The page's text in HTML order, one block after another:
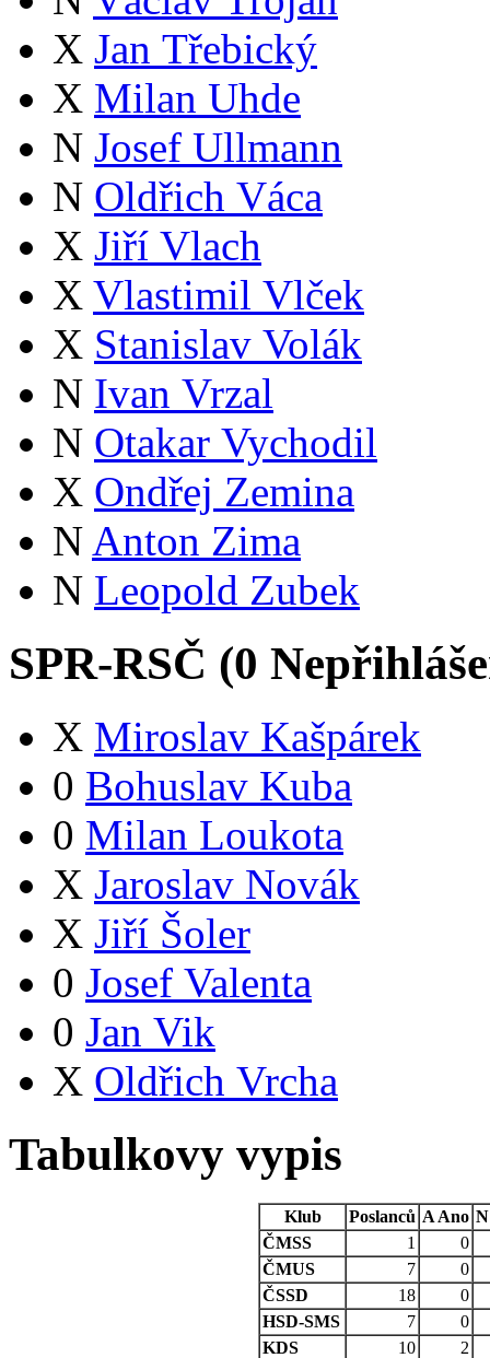
X Jan Třebický
X Milan Uhde
N Josef Ullmann
N Oldřich Váca
X Jiří Vlach
X Vlastimil Vlček
X Stanislav Volák
N Ivan Vrzal
N Otakar Vychodil
X Ondřej Zemina
N Anton Zima
N Leopold Zubek
SPR-RSČ (0
X Miroslav Kašpárek
0 Bohuslav Kuba
0 Milan Loukota
X Jaroslav Novák
X Jiří Šoler
0 Josef Valenta
0 Jan Vik
X Oldřich Vrcha
Tabulkovy vypis
Klub Poslanců A Ano N
ČMSS
1
0
ČMUS
7
0
ČSSD
18
0
HSD-SMS
7
0
KDS
10
2